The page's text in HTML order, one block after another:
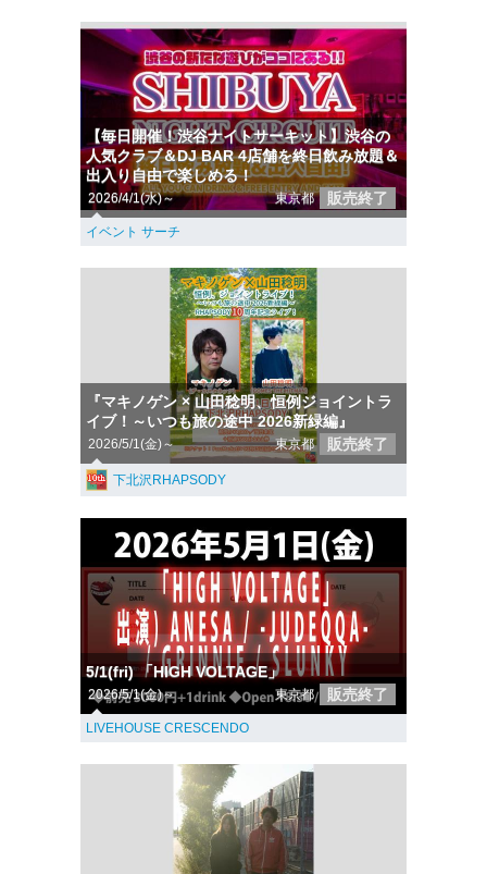
【毎日開催！渋谷ナイトサーキット】渋谷の
人気クラブ＆DJ BAR 4店舗を終日飲み放題＆
出入り自由で楽しめる！
2026/4/1(水)～ 東京都 販売終了
イベント サーチ
『マキノゲン × 山田稔明、恒例ジョイントラ
イブ！～いつも旅の途中 2026新緑編』
2026/5/1(金)～ 東京都 販売終了
下北沢RHAPSODY
5/1(fri) 「HIGH VOLTAGE」
2026/5/1(金)～ 東京都 販売終了
LIVEHOUSE CRESCENDO